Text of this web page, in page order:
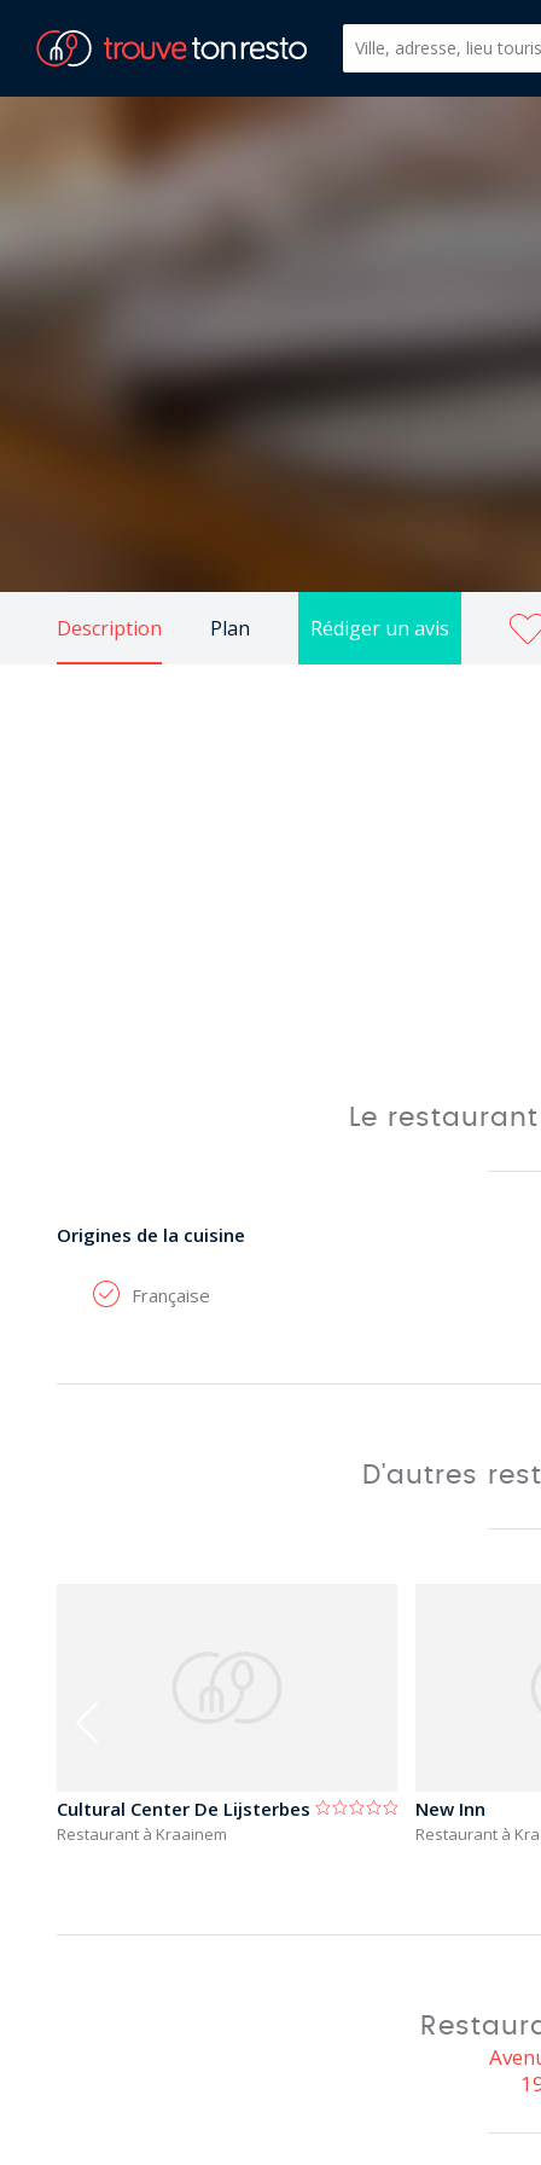
Description Plan Rédiger un avis
Le
Origines de la cuisine
Française
D'autres
Cultural Center De Lijsterbes
Restaurant à Kraainem
New Inn
Restaurant à